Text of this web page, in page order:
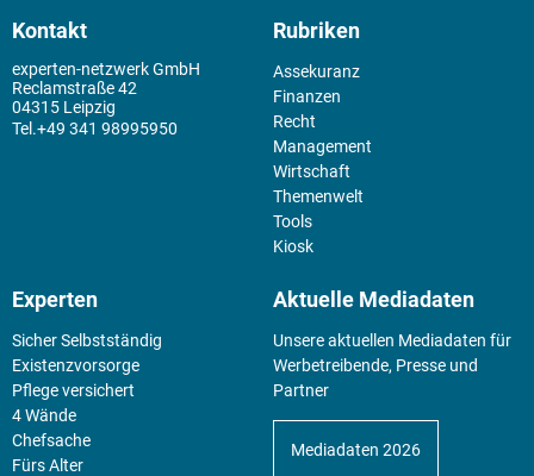
Kontakt
experten-netzwerk GmbH
Reclamstraße 42
04315 Leipzig
+49 341 98995950
Rubriken
Assekuranz
Finanzen
Recht
Management
Wirtschaft
Themenwelt
Tools
Kiosk
Experten
Sicher Selbstständig
Existenz­vorsorge
Pflege versichert
4 Wände
Chefsache
Fürs Alter
Aktuelle Mediadaten
Unsere aktuellen Mediadaten für
Werbetreibende, Presse und
Partner
Mediadaten 2026